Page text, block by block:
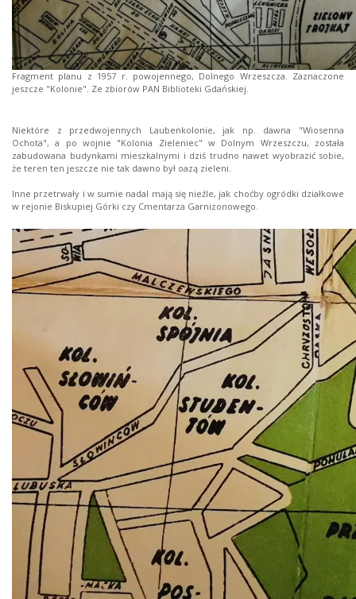
Fragment planu z 1957 r. powojennego, Dolnego Wrzeszcza. Zaznaczone
jeszcze "Kolonie". Ze zbiorów PAN Biblioteki Gdańskiej.
Niektóre z przedwojennych Laubenkolonie, jak np. dawna "Wiosenna
Ochota", a po wojnie "Kolonia Zieleniec" w Dolnym Wrzeszczu, została
zabudowana budynkami mieszkalnymi i dziś trudno nawet wyobrazić sobie,
że teren ten jeszcze nie tak dawno był oazą zieleni.
Inne przetrwały i w sumie nadal mają się nieźle, jak choćby ogródki działkowe
w rejonie Biskupiej Górki czy Cmentarza Garnizonowego.